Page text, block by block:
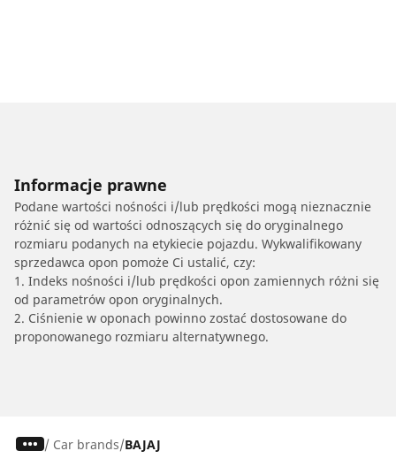
Informacje prawne
Podane wartości nośności i/lub prędkości mogą nieznacznie
różnić się od wartości odnoszących się do oryginalnego
rozmiaru podanych na etykiecie pojazdu. Wykwalifikowany
sprzedawca opon pomoże Ci ustalić, czy:
1. Indeks nośności i/lub prędkości opon zamiennych różni się
od parametrów opon oryginalnych.
2. Ciśnienie w oponach powinno zostać dostosowane do
proponowanego rozmiaru alternatywnego.
/ Car brands BAJAJ